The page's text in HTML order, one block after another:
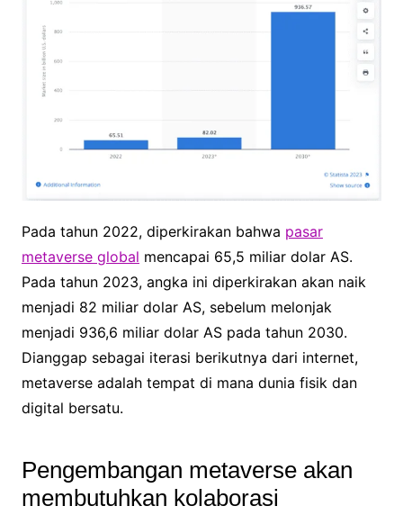
Pada tahun 2022, diperkirakan bahwa pasar
metaverse global mencapai 65,5 miliar dolar AS.
Pada tahun 2023, angka ini diperkirakan akan naik
menjadi 82 miliar dolar AS, sebelum melonjak
menjadi 936,6 miliar dolar AS pada tahun 2030.
Dianggap sebagai iterasi berikutnya dari internet,
metaverse adalah tempat di mana dunia fisik dan
digital bersatu.
Pengembangan metaverse akan
membutuhkan kolaborasi